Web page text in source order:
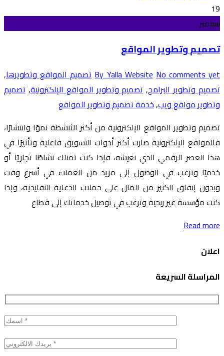
19
سبتمبر
تصميم وتطوير المواقع
By Yalla Website No comments yet تصميم المواقع وتطويرها,
تصميم وتطوير البرامج,تصميم وتطوير المواقع الإلكترونية, تصميم
وتطوير مواقع ويب,خدمة تصميم وتطوير المواقع
تصميم وتطوير المواقع الإلكترونية من أكثر الأنشطة نموًا وانتشارًا،
فالمواقع الإلكترونية صارت أكثر أدوات التسويق فاعلية وتأثيرًا في
هذا العصر الرقمي الذي نعيشه، فإذا كنت تمتلك نشاطًا تجاريًا أو
خدميًا وترغب في الوصول إلى مزيد من العملاء في أسرع وقت
وبدون إنفاق الكثير من المال على حملات الدعاية التقليدية، وإذا
كنت مؤسسة غير ربحية وترغب في توصيل خدماتك إلى قطاع
Read more
اعلان
المراسلة السريعة